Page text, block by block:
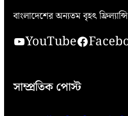
বাংলাদেশের অন্যতম বৃহৎ
YouTube
সাম্প্রতিক পোস্ট